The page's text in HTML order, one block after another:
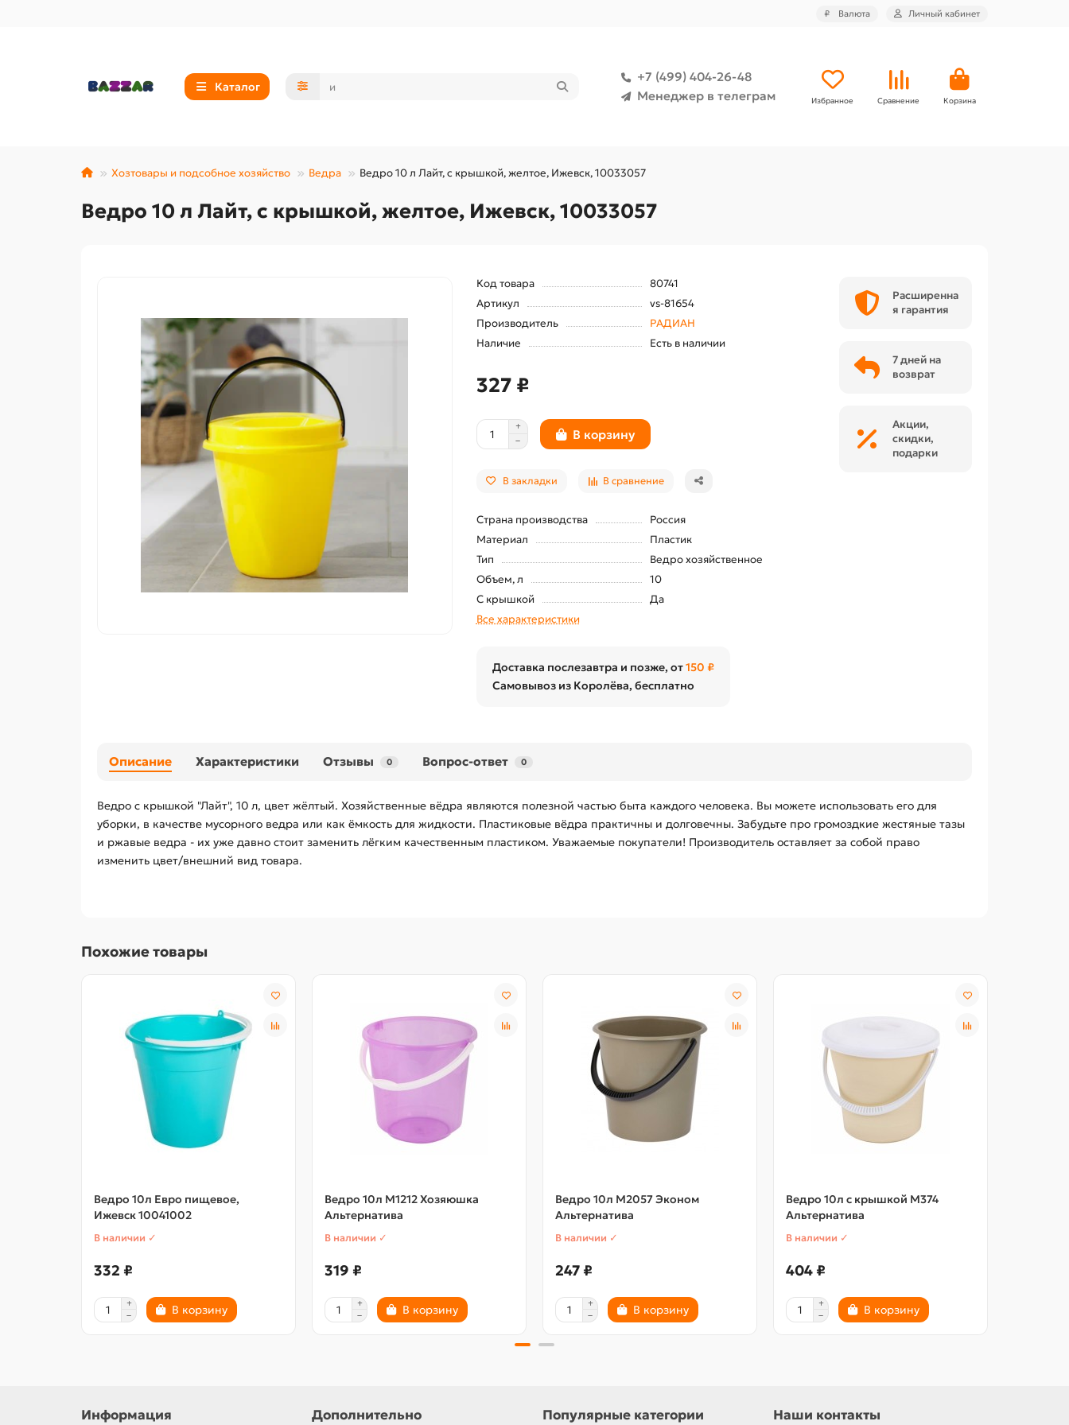
₽ Валюта Личный кабинет
Каталог
+7 (499) 404-26-48
Менеджер в телеграм
Избранное Сравнение Корзина
Хозтовары и подсобное хозяйство Ведра Ведро 10 л Лайт, с крышкой, желтое, Ижевск, 10033057
Ведро 10 л Лайт, с крышкой, желтое, Ижевск, 10033057
Код товара
80741
Артикул
vs-81654
Производитель
РАДИАН
Наличие
Есть в наличии
327 ₽
В корзину
В закладки В сравнение
Страна производства
Россия
Материал
Пластик
Тип
Ведро хозяйственное
Объем, л
10
С крышкой
Да
Все характеристики
Доставка послезавтра и позже, от150 ₽
Самовывоз из Королёва, бесплатно
Расширенна
я гарантия
7 дней на
возврат
Акции,
скидки,
подарки
Описание Характеристики Отзывы 0 Вопрос-ответ 0
Ведро с крышкой "Лайт", 10 л, цвет жёлтый. Хозяйственные вёдра являются полезной частью быта каждого человека. Вы можете использовать его для
уборки, в качестве мусорного ведра или как ёмкость для жидкости. Пластиковые вёдра практичны и долговечны. Забудьте про громоздкие жестяные тазы
и ржавые ведра - их уже давно стоит заменить лёгким качественным пластиком. Уважаемые покупатели! Производитель оставляет за собой право
изменить цвет/внешний вид товара.
Похожие товары
Ведро 10л Евро пищевое,
Ижевск 10041002
В наличии ✓
332 ₽
В корзину
Ведро 10л М1212 Хозяюшка
Альтернатива
В наличии ✓
319 ₽
В корзину
Ведро 10л М2057 Эконом
Альтернатива
В наличии ✓
247 ₽
В корзину
Ведро 10л с крышкой М374
Альтернатива
В наличии ✓
404 ₽
В корзину
Информация Дополнительно Популярные категории Наши контакты